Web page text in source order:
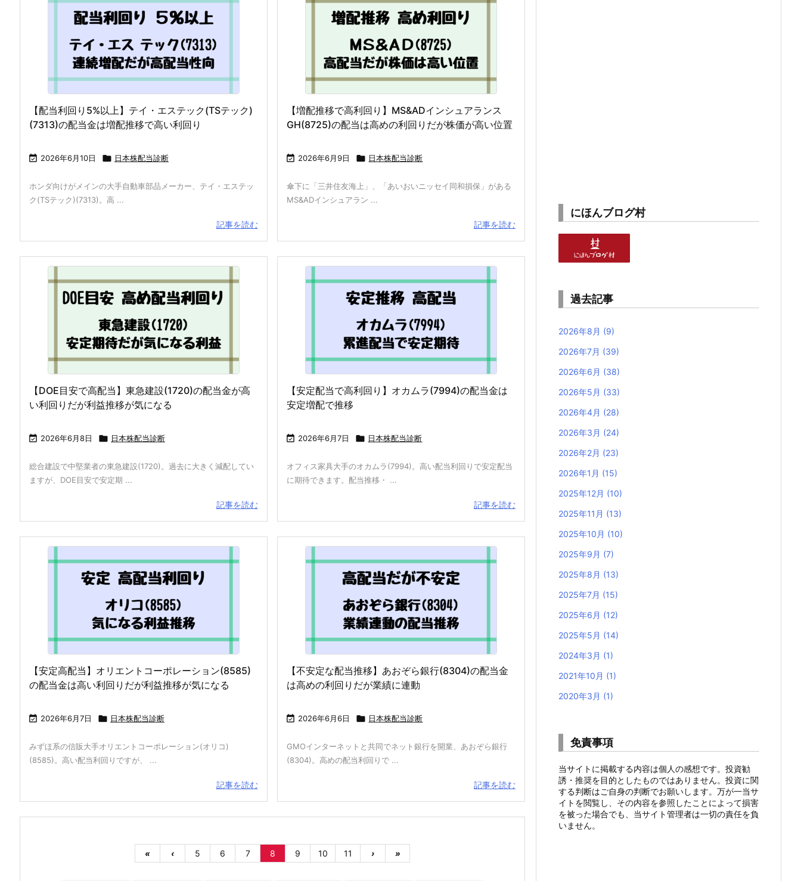
【配当利回り5%以上】テイ・エステック(TSテック)
(7313)の配当金は増配推移で高い利回り
 2026年6月10日  日本株配当診断
ホンダ向けがメインの大手自動車部品メーカー、テイ・エステッ
ク(TSテック)(7313)。高 ...
記事を読む
【増配推移で高利回り】MS&ADインシュアランス
GH(8725)の配当は高めの利回りだが株価が高い位置
 2026年6月9日  日本株配当診断
傘下に「三井住友海上」、「あいおいニッセイ同和損保」がある
MS&ADインシュアラン ...
記事を読む
【DOE目安で高配当】東急建設(1720)の配当金が高
い利回りだが利益推移が気になる
 2026年6月8日  日本株配当診断
総合建設で中堅業者の東急建設(1720)。過去に大きく減配してい
ますが、DOE目安で安定期 ...
記事を読む
【安定配当で高利回り】オカムラ(7994)の配当金は
安定増配で推移
 2026年6月7日  日本株配当診断
オフィス家具大手のオカムラ(7994)。高い配当利回りで安定配当
に期待できます。配当推移・ ...
記事を読む
【安定高配当】オリエントコーポレーション(8585)
の配当金は高い利回りだが利益推移が気になる
 2026年6月7日  日本株配当診断
みずほ系の信販大手オリエントコーポレーション(オリコ)
(8585)。高い配当利回りですが、 ...
記事を読む
【不安定な配当推移】あおぞら銀行(8304)の配当金
は高めの利回りだが業績に連動
 2026年6月6日  日本株配当診断
GMOインターネットと共同でネット銀行を開業、あおぞら銀行
(8304)。高めの配当利回りで ...
記事を読む
« ‹ 5 6 7 8 9 10 11 › »
にほんブログ村
過去記事
2026年8月 (9)
2026年7月 (39)
2026年6月 (38)
2026年5月 (33)
2026年4月 (28)
2026年3月 (24)
2026年2月 (23)
2026年1月 (15)
2025年12月 (10)
2025年11月 (13)
2025年10月 (10)
2025年9月 (7)
2025年8月 (13)
2025年7月 (15)
2025年6月 (12)
2025年5月 (14)
2024年3月 (1)
2021年10月 (1)
2020年3月 (1)
免責事項
当サイトに掲載する内容は個人の感想です。投資勧
誘・推奨を目的としたものではありません。投資に関
する判断はご自身の判断でお願いします。万が一当サ
イトを閲覧し、その内容を参照したことによって損害
を被った場合でも、当サイト管理者は一切の責任を負
いません。